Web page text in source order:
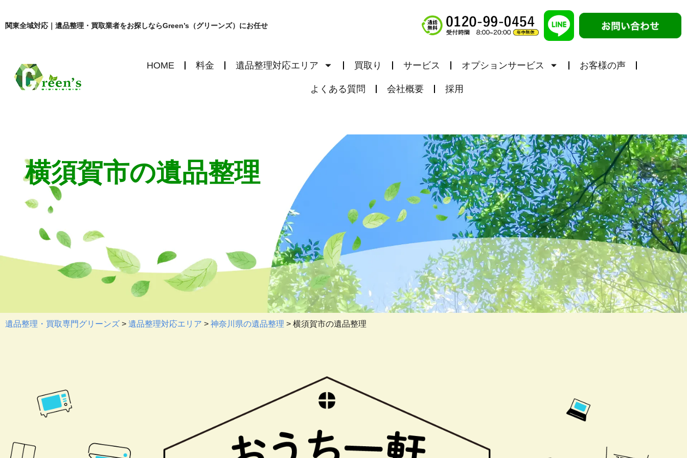
関東全域対応｜遺品整理・買取業者をお探しならGreen’s（グリーンズ）にお任せ
HOME 料金 遺品整理対応エリア 買取り サービス オプションサービス お客様の声
よくある質問 会社概要 採用
横須賀市の遺品整理
遺品整理・買取専門グリーンズ > 遺品整理対応エリア > 神奈川県の遺品整理 > 横須賀市の遺品整理